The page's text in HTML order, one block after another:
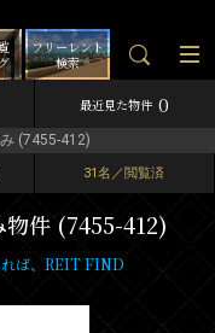
フリーレント
検索
最近見た物件 0
(7455-412)
31名／閲覧済
物件 (7455-412)
ば、REIT FIND